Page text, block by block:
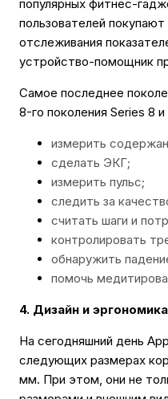
популярных фитнес-
пользователей
отслеживания
устройство-помощник
Самое последнее
8-го поколения Series 8
измерить
сделать ЭКГ;
измерить пульс;
следить за
считать шаги и
контролировать
обнаружить
помочь
4. Дизайн и эргономика
На сегодняшний день
следующих размерах
мм. При этом, они не